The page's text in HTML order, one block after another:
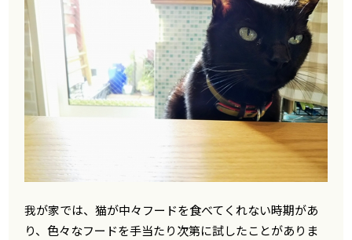
我が家では、猫が中々フードを食べてくれない時期があ
り、色々なフードを手当たり次第に試したことがありま